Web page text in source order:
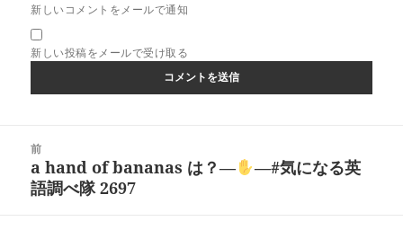
新しいコメントをメールで通知
新しい投稿をメールで受け取る
前
前
の
a hand of bananas は？―
―#気になる英
語調べ隊 2697